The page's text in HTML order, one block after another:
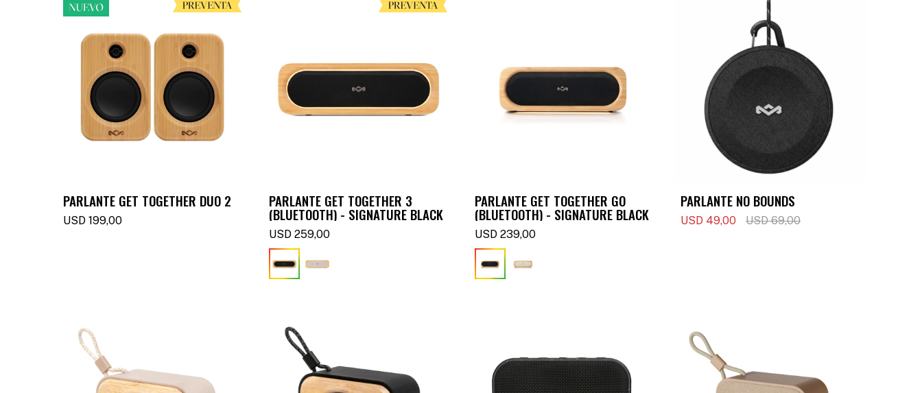
PARLANTE GET TOGETHER DUO 2
USD 199,00
PARLANTE GET TOGETHER 3
(BLUETOOTH) - SIGNATURE BLACK
USD 259,00
PARLANTE GET TOGETHER GO
(BLUETOOTH) - SIGNATURE BLACK
USD 239,00
PARLANTE NO BOUNDS
USD 49,00 USD 69,00